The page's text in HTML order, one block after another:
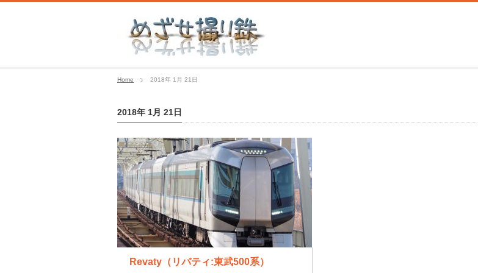
Home 2018年 1月 21日
2018年 1月 21日
Revaty（リバティ:東武500系）